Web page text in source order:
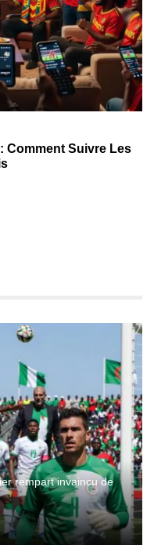
Comment Suivre Les
rempart invaincu de